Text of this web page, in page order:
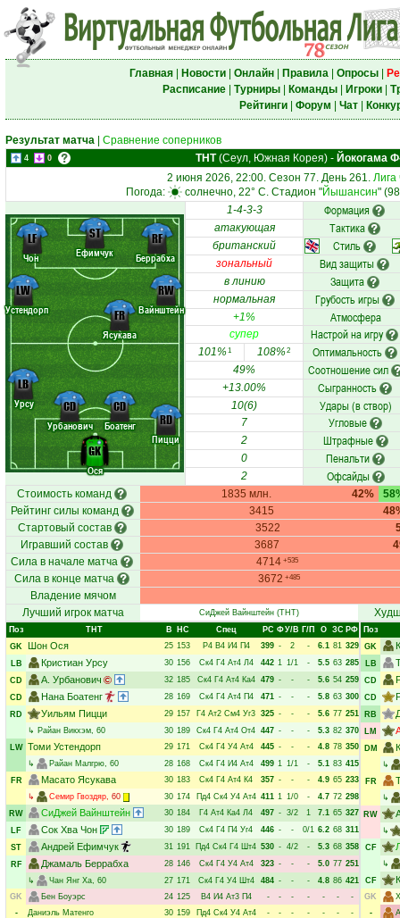
Главная| Новости| Онлайн| Правила| Опросы|
Расписание| Турниры| Команды| Игроки|
Рейтинги| Форум Чат|
Результат матча Сравнение соперников
4 0 ТНТ(Сеул, Южная Корея)- Йокогама
2 июня 2026, 22:00. Сезон 77. День 261. Лига
Погода:
солнечно, 22° C. Стадион "Йышансин"
Ося
Урсу
Урбанович
Боатенг
Пицци
Устендорп
Ясукава
Вайнштейн
Чон Ефимчук Беррабха
GK
LB
CD
CD
RD
LW
FR
RW
LF ST RF
1-4-3-3 Формация
атакующая Тактика
британский Стиль
зональный Вид защиты
в линию Защита
нормальная Грубость игры
+1% Атмосфера
супер Настрой на игру
101%1 108%2 Оптимальность
49% Соотношение сил
+13.00% Сыгранность
10(6) Удары (в створ)
7 Угловые
2 Штрафные
0 Пенальти
2 Офсайды
Стоимость команд 1835 млн. 42%
Рейтинг силы команд
3415
Стартовый состав
3522
Игравший состав
3687
Сила в начале матча
4714 +535
Сила в конце матча 3672 +485
Владение мячом
Лучший игрок матча
СиДжей Вайнштейн (ТНТ)
Поз ТНТ В НC Спец РC ФУ/В Г/П О ЗС РФ
GK Шон Ося 25 153 Р4 В4 И4 П4 399 - 2 - 6.1 81 329
LB
Кристиан Урсу 30 156 Ск4 Г4 Ат4 Л4 442 1 1/1 - 5.5 63 285
CD
А. Урбанович 32 185 Ск4 Г4 Ат4 Ка4 479 - - - 5.6 54 259
CD
Нана Боатенг 28 169 Ск4 Г4 Ат4 П4 471 - - - 5.8 63 300
RD
Уильям Пицци 29 157 Г4 Ат2 См4 Уг3 325 - - - 5.6 77 251
↳ Райан Викхэм, 60 30 189 Ск4 Г4 Ат4 От4 447 - - - 5.3 82 370
LW Томи Устендорп 29 171 Ск4 Г4 У4 Ат4 445 - - - 4.8 78 350
↳
Райан Малгрю, 60 28 168 Ск4 Г4 И4 Ат4 499 1 1/1 - 5.1 83 415
FR
Масато Ясукава 30 183 Ск4 Г4 Ат4 К4 357 - - - 4.9 65 233
↳
Семир Гвоздяр, 60 30 174 Пд4 Ск4 У4 Ат4 411 1 1/0 - 4.7 72 298
RW
СиДжей Вайнштейн 30 184 Г4 Ат4 Ка4 Л4 497 - 3/2 1 7.1 65 327
LF
Сок Хва Чон 30 189 Ск4 Г4 П4 Уг4 446 - - 0/1 6.2 68 311
ST
Андрей Ефимчук 31 191 Пд4 Ск4 Г4 Шт4 530 - 4/2 - 5.3 68 358
RF
Джамаль Беррабха 28 146 Ск4 Г4 У4 Ат4 323 - - - 5.0 77 251
↳
Чан Янг Ха, 60 27 171 Ск4 Г4 У4 Шт4 484 - - - 4.8 86 421
GK
Бен Боуэрс 24 125 В4 И4 Ат3 П4 - - - - - -
-
-
Даниэль Матенго 30 159 Пд4 Ск4 У4 Ат4 - - - - - -
-
Поз
GK
LB
CD
CD
RB
LM
DM
↳
FR
↳
RW
↳
CF
↳
CF
GK
-